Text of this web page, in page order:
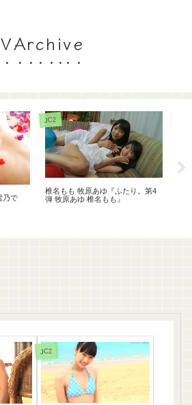
乃で
JC2
椎名もも 牧原あゆ『ふたり。第4
弾 牧原あゆ 椎名もも』
JC2